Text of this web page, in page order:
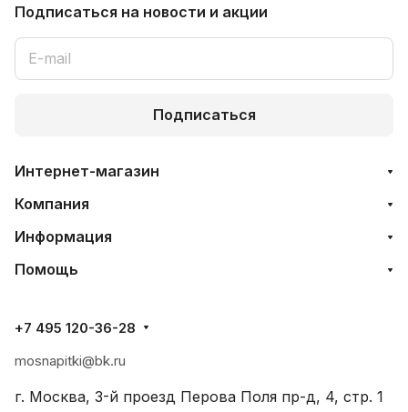
Подписаться на новости и акции
Подписаться
Интернет-магазин
Компания
Информация
Помощь
+7 495 120-36-28
mosnapitki@bk.ru
г. Москва, 3-й проезд Перова Поля пр-д, 4, стр. 1